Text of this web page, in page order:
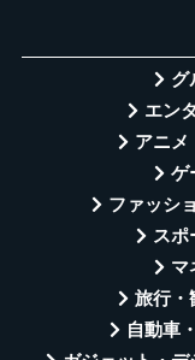
グ
エン
アニメ
ゲ
ファッシ
スポ
マ
旅行・
自動車